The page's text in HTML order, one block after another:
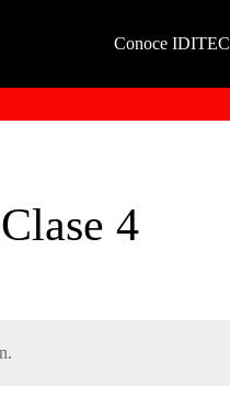
Conoce IDITEC
4